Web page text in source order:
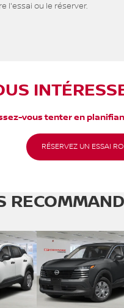
l'essai ou le réserver.
vous tenter en
RÉSERVEZ UN ESSAI